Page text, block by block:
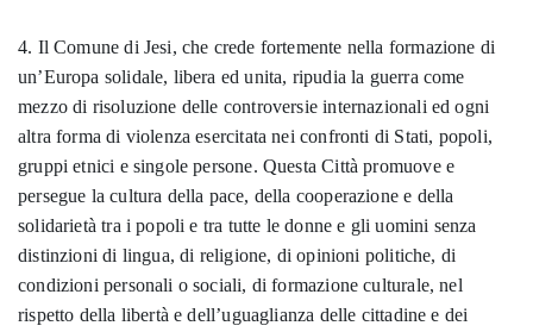
4. Il Comune di Jesi, che crede fortemente nella formazione di
un’Europa solidale, libera ed unita, ripudia la guerra come
mezzo di risoluzione delle controversie internazionali ed ogni
altra forma di violenza esercitata nei confronti di Stati, popoli,
gruppi etnici e singole persone. Questa Città promuove e
persegue la cultura della pace, della cooperazione e della
solidarietà tra i popoli e tra tutte le donne e gli uomini senza
distinzioni di lingua, di religione, di opinioni politiche, di
condizioni personali o sociali, di formazione culturale, nel
rispetto della libertà e dell’uguaglianza delle cittadine e dei